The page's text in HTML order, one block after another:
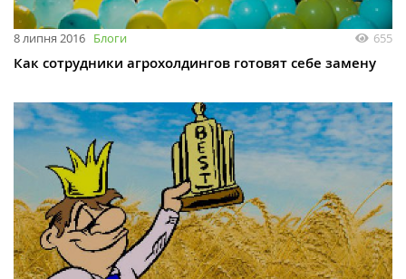
8 липня 2016 Блоги 655
Как сотрудники агрохолдингов готовят себе замену